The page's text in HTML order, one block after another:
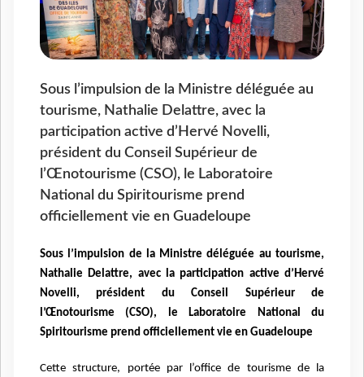
Sous l’impulsion de la Ministre déléguée au
tourisme, Nathalie Delattre, avec la
participation active d’Hervé Novelli,
président du Conseil Supérieur de
l’Œnotourisme (CSO), le Laboratoire
National du Spiritourisme prend
officiellement vie en Guadeloupe
Sous l’impulsion de la Ministre déléguée au tourisme,
Nathalie Delattre, avec la participation active d’Hervé
Novelli, président du Conseil Supérieur de
l’Œnotourisme (CSO), le Laboratoire National du
Spiritourisme prend officiellement vie en Guadeloupe
Cette structure, portée par l’office de tourisme de la